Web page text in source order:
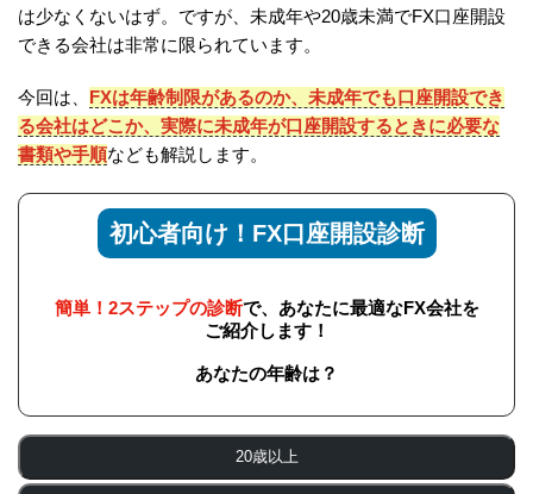
は少なくないはず。ですが、未成年や20歳未満でFX口座開設
できる会社は非常に限られています。
今回は、 FXは年齢制限があるのか、未成年でも口座開設でき
る会社はどこか、実際に未成年が口座開設するときに必要な
書類や手順なども解説します。
初心者向け！FX口座開設診断
簡単！2ステップの診断で、あなたに最適なFX会社を
ご紹介します！
あなたの年齢は？
20歳以上